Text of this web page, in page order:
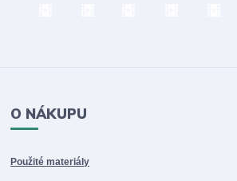
O NÁKUPU
Použité materiály